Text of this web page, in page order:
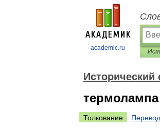
academic.ru
Исторический
термолампа
Толкование
Перевод